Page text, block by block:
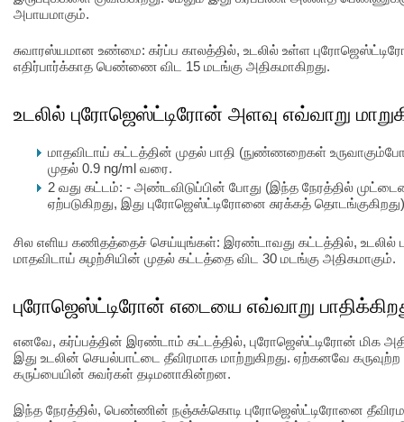
அபாயமாகும்.
சுவாரஸ்யமான உண்மை: கர்ப்ப காலத்தில், உடலில் உள்ள
எதிர்பார்க்காத பெண்ணை விட 15 மடங்கு அதிகமாகிறது.
உடலில் புரோஜெஸ்ட்டிரோன் அளவு எவ்வாறு
மாதவிடாய் கட்டத்தின் முதல் பாதி (நுண்ணறைகள்
முதல் 0.9 ng/ml வரை.
2 வது கட்டம்: - அண்டவிடுப்பின் போது (இந்த நேரத்தில்
ஏற்படுகிறது, இது புரோஜெஸ்ட்டிரோனை சுரக்கத்
சில எளிய கணிதத்தைச் செய்யுங்கள்: இரண்டாவது கட்டத்தில், உடலில்
மாதவிடாய் சுழற்சியின் முதல் கட்டத்தை விட 30 மடங்கு அதிகமாகும்.
புரோஜெஸ்ட்டிரோன் எடையை எவ்வாறு
எனவே, கர்ப்பத்தின் இரண்டாம் கட்டத்தில், புரோஜெஸ்ட்டிரோன் மிக
இது உடலின் செயல்பாட்டை தீவிரமாக மாற்றுகிறது. ஏற்கனவே
கருப்பையின் சுவர்கள் தடிமனாகின்றன.
இந்த நேரத்தில், பெண்ணின் நஞ்சுக்கொடி புரோஜெஸ்ட்டிரோனை